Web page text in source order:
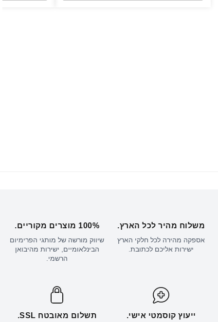
משלוח מהיר לכל הארץ.
אספקה מהירה לכל חלקי הארץ
ישירות אליכם לכתובת.
100% מוצרים מקוריים.
שיווק מורשה של מותגי הפרימיום
הבינלאומיים, ישירות מהיבואן
הרשמי.
ייעוץ קוסמטי אישי. תשלום מאובטח SSL.